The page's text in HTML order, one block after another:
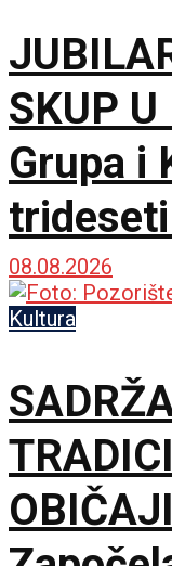
SKUP U
Grupa i
08.08.2026
Kultura